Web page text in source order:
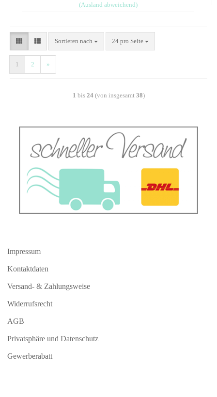
(Ausland abweichend)
Sortieren nach 24 pro Seite
1 2 »
1 bis 24(von insgesamt 38)
Impressum
Kontaktdaten
Versand- & Zahlungsweise
Widerrufsrecht
AGB
Privatsphäre und Datenschutz
Gewerberabatt